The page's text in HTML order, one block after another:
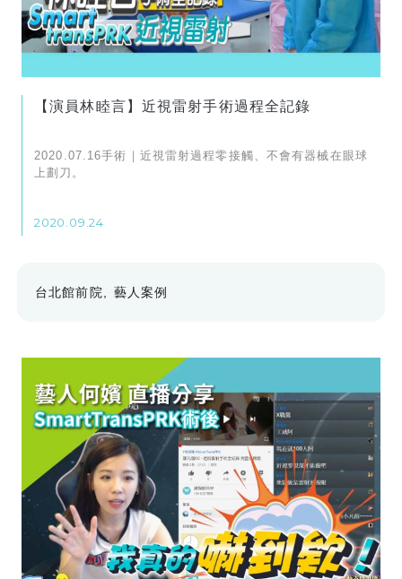
【演員林睦言】近視雷射手術過程全記錄
2020.07.16手術｜近視雷射過程零接觸、不會有器械在眼球
上劃刀。
2020.09.24
台北館前院 藝人案例